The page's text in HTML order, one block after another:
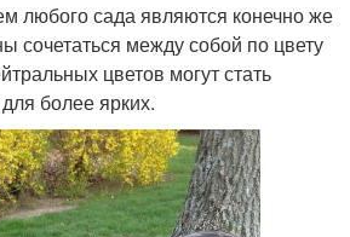
любого сада являются конечно же
сочетаться между собой по цвету
цветов могут стать
более ярких.